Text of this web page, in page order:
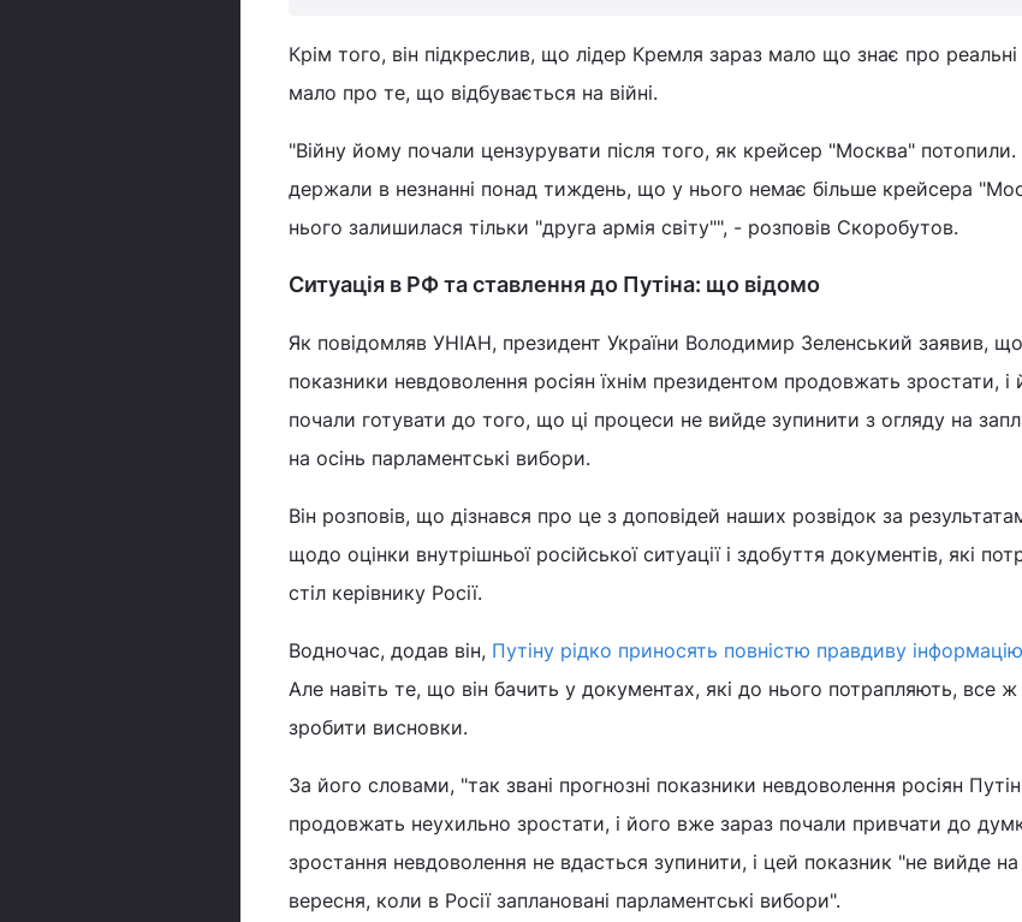
Крім того, він підкреслив, що лідер Кремля зараз мало що знає про реальні
мало про те, що відбувається на війні.
"Війну йому почали цензурувати після того, як крейсер "Москва" потопили.
держали в незнанні понад тиждень, що у нього немає більше крейсера
нього залишилася тільки "друга армія світу"", - розповів Скоробутов.
Ситуація в РФ та ставлення до Путіна: що відомо
Як повідомляв УНІАН, президент України Володимир Зеленський заявив, що
показники невдоволення росіян їхнім президентом продовжать зростати, і
почали готувати до того, що ці процеси не вийде зупинити з огляду на
на осінь парламентські вибори.
Він розповів, що дізнався про це з доповідей наших розвідок за
щодо оцінки внутрішньої російської ситуації і здобуття документів, які
стіл керівнику Росії.
Водночас, додав він, Путіну рідко приносять повністю правдиву інформацію
Але навіть те, що він бачить у документах, які до нього потрапляють, все
зробити висновки.
За його словами, "так звані прогнозні показники невдоволення росіян
продовжать неухильно зростати, і його вже зараз почали привчати до
зростання невдоволення не вдасться зупинити, і цей показник "не вийде
вересня, коли в Росії заплановані парламентські вибори".